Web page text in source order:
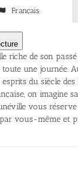
Français
riche de son
une journée.
du siècle
on imagine
vous
vous-même et